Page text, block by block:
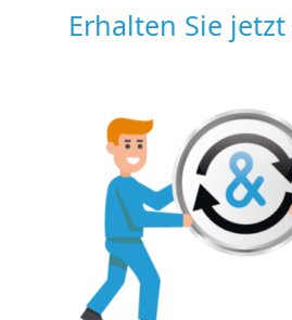
Erhalten Sie